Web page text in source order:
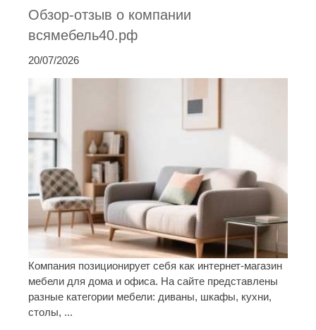
Обзор-отзыв о компании
всямебель40.рф
20/07/2026
Компания позиционирует себя как интернет-магазин
мебели для дома и офиса. На сайте представлены
разные категории мебели: диваны, шкафы, кухни,
столы, ...